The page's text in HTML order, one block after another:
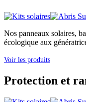
Nos panneaux solaires,
écologique aux
Voir les produits
Protection et